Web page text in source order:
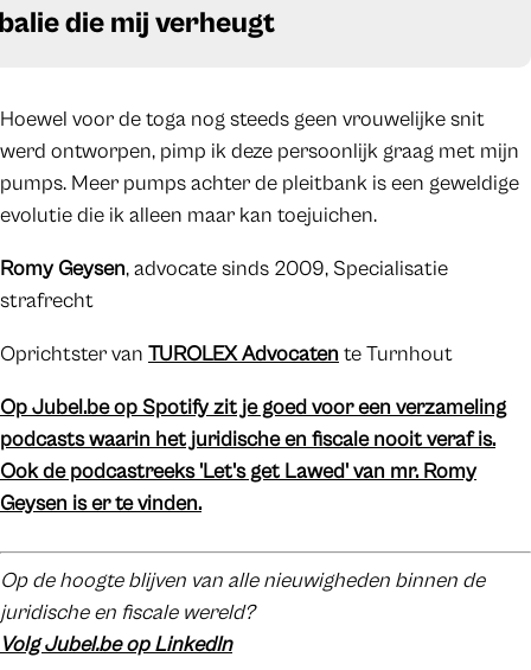
die mij verheugt
Hoewel voor de toga nog steeds geen vrouwelijke snit
werd ontworpen, pimp ik deze persoonlijk graag met mijn
pumps. Meer pumps achter de pleitbank is een geweldige
evolutie die ik alleen maar kan toejuichen.
Romy Geysen, advocate sinds 2009, Specialisatie
strafrecht
Oprichtster van TUROLEX Advocaten te Turnhout
Op Jubel.be op Spotify zit je goed voor een verzameling
podcasts waarin het juridische en fiscale nooit veraf is.
Ook de podcastreeks 'Let's get Lawed' van mr. Romy
Geysen is er te vinden.
Op de hoogte blijven van alle nieuwigheden binnen de
juridische en fiscale wereld?
Volg Jubel.be op LinkedIn